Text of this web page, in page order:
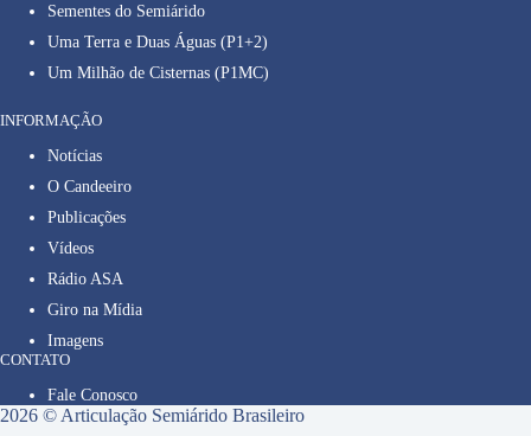
Sementes do Semiárido
Uma Terra e Duas Águas (P1+2)
Um Milhão de Cisternas (P1MC)
INFORMAÇÃO
Notícias
O Candeeiro
Publicações
Vídeos
Rádio ASA
Giro na Mídia
Imagens
CONTATO
Fale Conosco
2026 © Articulação Semiárido Brasileiro